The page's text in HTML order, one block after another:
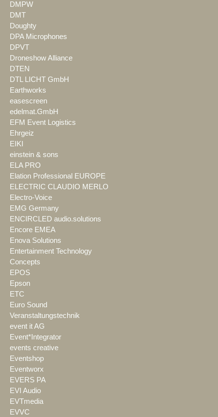
DMPW
DMT
Doughty
DPA Microphones
DPVT
Droneshow Alliance
DTEN
DTL LICHT GmbH
Earthworks
easescreen
edelmat.GmbH
EFM Event Logistics
Ehrgeiz
EIKI
einstein & sons
ELA PRO
Elation Professional EUROPE
ELECTRIC CLAUDIO MERLO
Electro-Voice
EMG Germany
ENCIRCLED audio.solutions
Encore EMEA
Enova Solutions
Entertainment Technology
Concepts
EPOS
Epson
ETC
Euro Sound
Veranstaltungstechnik
event it AG
Event*Integrator
events creative
Eventshop
Eventworx
EVERS PA
EVI Audio
EVTmedia
EVVC